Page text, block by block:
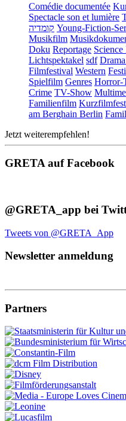
Comédie documentée
Spectacle son et lumière
קומדיה Young-Fiction-
Musikfilm
Doku Reportage
Lichtspektakel sdf
Filmfestival Western
Spielfilm Genres Horror-
Crime TV-Show
Familienfilm
am Berghain Berlin
Jetzt weiterempfehlen!
GRETA auf Facebook
@GRETA_app bei
Tweets von @GRETA_App
Newsletter anmeldung
Partners